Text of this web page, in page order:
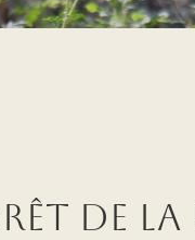
de La